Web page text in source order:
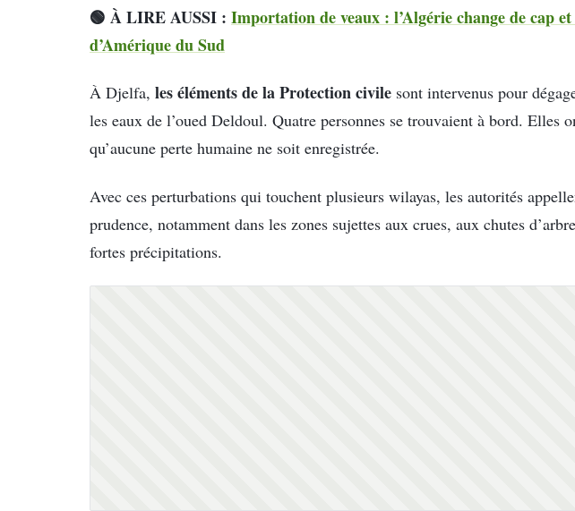
🟢 À LIRE AUSSI : Importation de veaux : l’Algérie change de cap
d’Amérique du Sud
À Djelfa, les éléments de la Protection civile sont intervenus pour
les eaux de l’oued Deldoul. Quatre personnes se trouvaient à bord. Elles
qu’aucune perte humaine ne soit enregistrée.
Avec ces perturbations qui touchent plusieurs wilayas, les autorités
prudence, notamment dans les zones sujettes aux crues, aux chutes
fortes précipitations.